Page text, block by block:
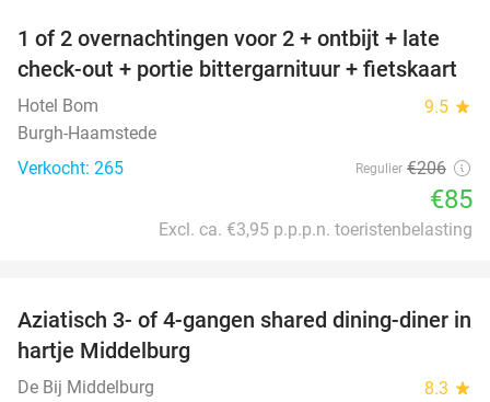
59%
1 of 2 overnachtingen voor 2 + ontbijt + late
check-out + portie bittergarnituur + fietskaart
Hotel Bom 9.5 star
Burgh-Haamstede
Verkocht: 265
Regulier €206
€85
Excl. ca. €3,95 p.p.p.n. toeristenbelasting
36%
Aziatisch 3- of 4-gangen shared dining-diner in
hartje Middelburg
De Bij Middelburg 8.3 star